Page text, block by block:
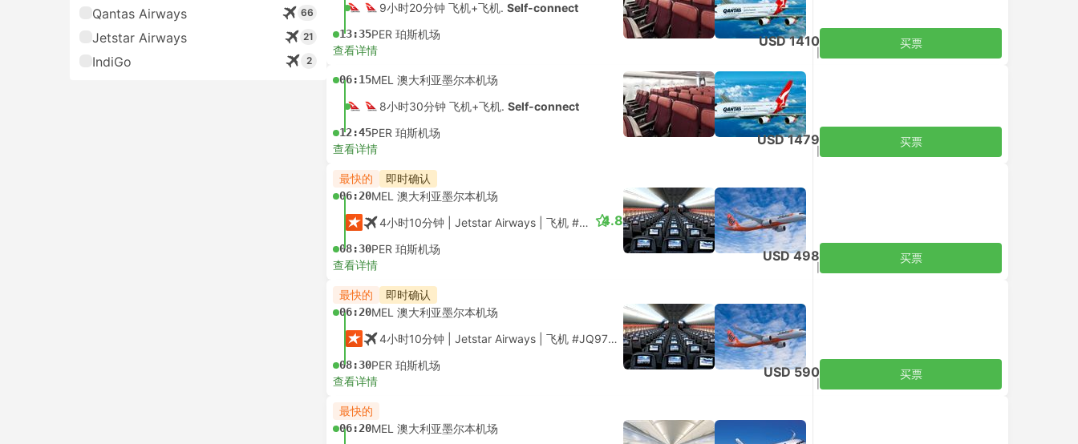
Qantas Airways 66
Jetstar Airways 21
IndiGo 2
9小时20分钟 飞机+飞机. Self-connect
13:35PER 珀斯机场
查看详情
USD 1410 买票
06:15MEL 澳大利亚墨尔本机场
8小时30分钟 飞机+飞机. Self-connect
12:45PER 珀斯机场
查看详情
USD 1479 买票
最快的 即时确认
06:20MEL 澳大利亚墨尔本机场
4小时10分钟 | Jetstar Airways 飞机 #JQ972 |经济舱
08:30PER 珀斯机场
4.8
查看详情
USD 498 买票
最快的 即时确认
06:20MEL 澳大利亚墨尔本机场
4小时10分钟 | Jetstar Airways 飞机 #JQ972 |经济舱
08:30PER 珀斯机场
查看详情
USD 590 买票
最快的
06:20MEL 澳大利亚墨尔本机场